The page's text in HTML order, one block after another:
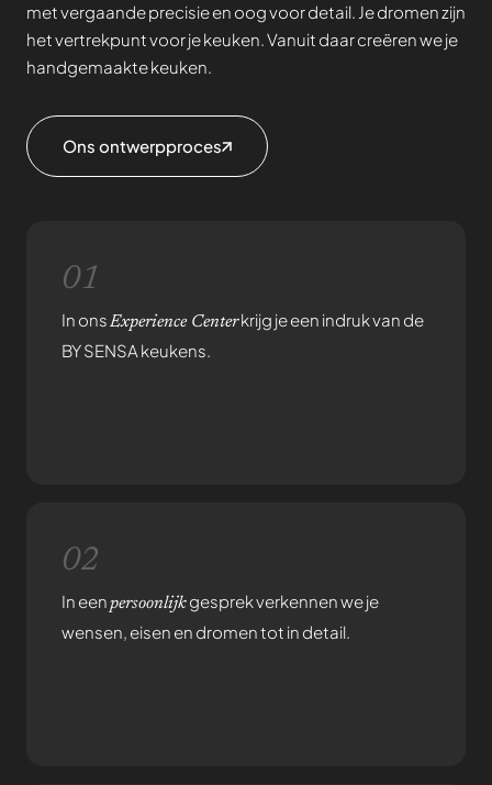
met vergaande precisie en oog voor detail. Je dromen zijn
het vertrekpunt voor je keuken. Vanuit daar creëren we je
handgemaakte keuken.
Ons ontwerpproces
01
In onsExperience Centerkrijg je een indruk van de
BY SENSA keukens.
02
In eenpersoonlijkgesprek verkennen we je
wensen, eisen en dromen tot in detail.